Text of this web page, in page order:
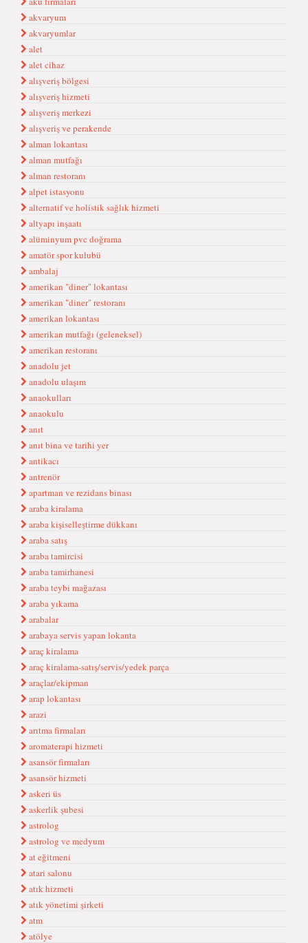
akvaryum
akvaryumlar
alet
alet cihaz
alışveriş bölgesi
alışveriş hizmeti
alışveriş merkezi
alışveriş ve perakende
alman lokantası
alman mutfağı
alman restoranı
alpet istasyonu
alternatif ve holistik sağlık hizmeti
altyapı inşaatı
alüminyum pvc doğrama
amatör spor kulubü
ambalaj
amerikan "diner" lokantası
amerikan "diner" restoranı
amerikan lokantası
amerikan mutfağı (geleneksel)
amerikan restoranı
anadolu jet
anadolu ulaşım
anaokulları
anaokulu
anıt
anıt bina ve tarihi yer
antikacı
antrenör
apartman ve rezidans binası
araba kiralama
araba kişiselleştirme dükkanı
araba satış
araba tamircisi
araba tamirhanesi
araba teybi mağazası
araba yıkama
arabalar
arabaya servis yapan lokanta
araç kiralama
araç kiralama-satış/servis/yedek parça
araçlar/ekipman
arap lokantası
arazi
arıtma firmaları
aromaterapi hizmeti
asansör firmaları
asansör hizmeti
askeri üs
askerlik şubesi
astrolog
astrolog ve medyum
at eğitmeni
atari salonu
atık hizmeti
atık yönetimi şirketi
atm
atölye